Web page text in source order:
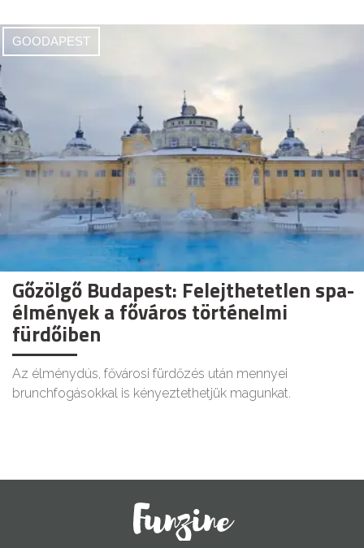
GOODAPEST
Gőzölgő Budapest: Felejthetetlen spa-
élmények a főváros történelmi
fürdőiben
Az élménydús, fővárosi fürdőzés után mennyei
brunchfogásokkal is kényeztethetjük magunkat.